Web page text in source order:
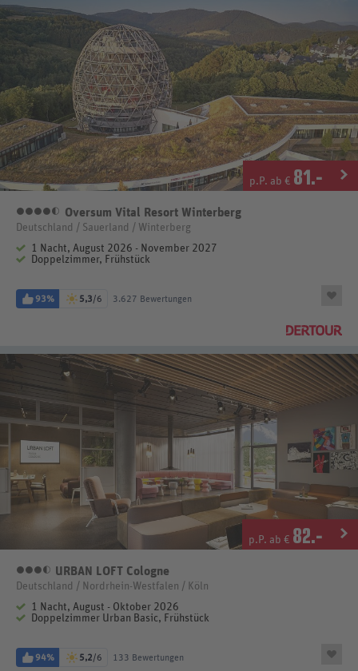
p.P. ab € 81.-
4,5 Sterne
Oversum Vital Resort Winterberg
Deutschland / Sauerland / Winterberg
1 Nacht, August 2026 - November 2027
Doppelzimmer, Frühstück
93% 5,3/6 3.627 Bewertungen
p.P. ab € 82.-
3,5 Sterne
URBAN LOFT Cologne
Deutschland / Nordrhein-Westfalen / Köln
1 Nacht, August - Oktober 2026
Doppelzimmer Urban Basic, Frühstück
94% 5,2/6 133 Bewertungen